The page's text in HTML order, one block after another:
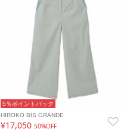
5％ポイントバック
HIROKO BIS GRANDE
¥17,05050%OFF